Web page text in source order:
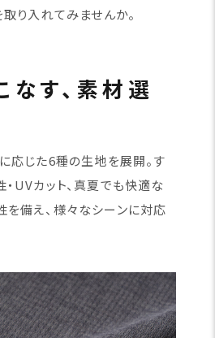
り入れてみませんか。
なす、素材選
応じた6種の生地を展開。す
UVカット、真夏でも快適な
備え、様々なシーンに対応